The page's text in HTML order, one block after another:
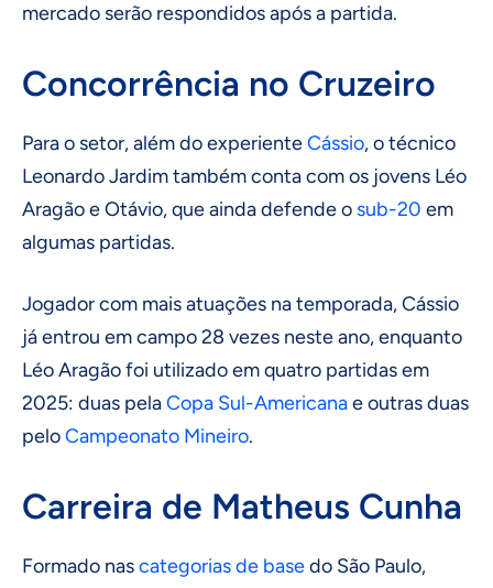
mercado serão respondidos após a partida.
Concorrência no Cruzeiro
Para o setor, além do experienteCássio, o técnico
Leonardo Jardim também conta com os jovens Léo
Aragão e Otávio, que ainda defende o sub-20 em
algumas partidas.
Jogador com mais atuações na temporada, Cássio
já entrou em campo 28 vezes neste ano, enquanto
Léo Aragão foi utilizado em quatro partidas em
2025: duas pelaCopa Sul-Americanae outras duas
peloCampeonato Mineiro.
Carreira de Matheus Cunha
Formado nascategorias de basedo São Paulo,